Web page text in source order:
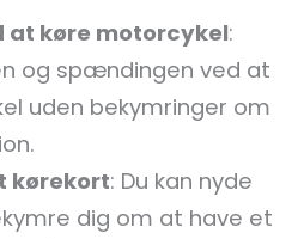
at køre motorcykel:
og spændingen ved at
uden bekymringer om
kørekort: Du kan nyde
dig om at have et